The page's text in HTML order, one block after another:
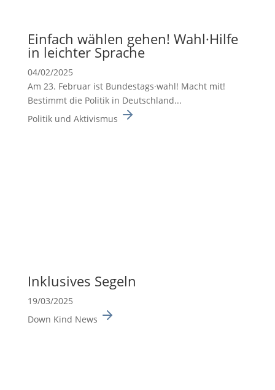
Einfach wählen gehen! Wahl·Hilfe
in leichter Sprache
04/02/2025
Am 23. Februar ist Bundes­tags·wahl! Macht mit!
Bestimmt die Politik in Deutsch­land...
Politik und Aktivismus
Inklu­sives Segeln
19/03/2025
Down Kind News